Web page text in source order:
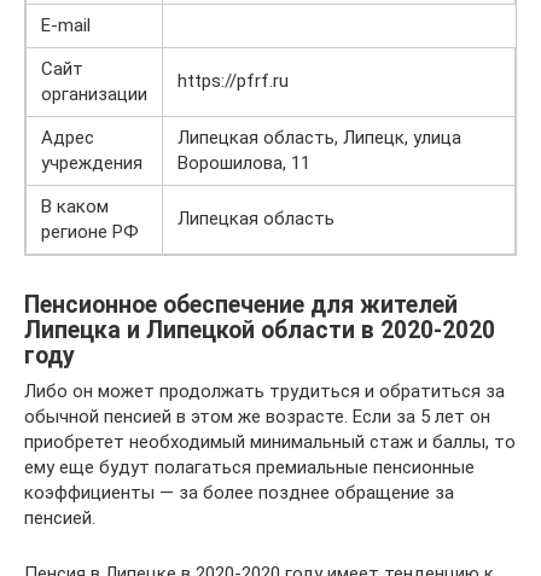
E-mail
Сайт
организации
https://pfrf.ru
Адрес
учреждения
Липецкая область, Липецк, улица
Ворошилова, 11
В каком
регионе РФ
Липецкая область
Пенсионное обеспечение для жителей
Липецка и Липецкой области в 2020-2020
году
Либо он может продолжать трудиться и обратиться за
обычной пенсией в этом же возрасте. Если за 5 лет он
приобретет необходимый минимальный стаж и баллы, то
ему еще будут полагаться премиальные пенсионные
коэффициенты — за более позднее обращение за
пенсией.